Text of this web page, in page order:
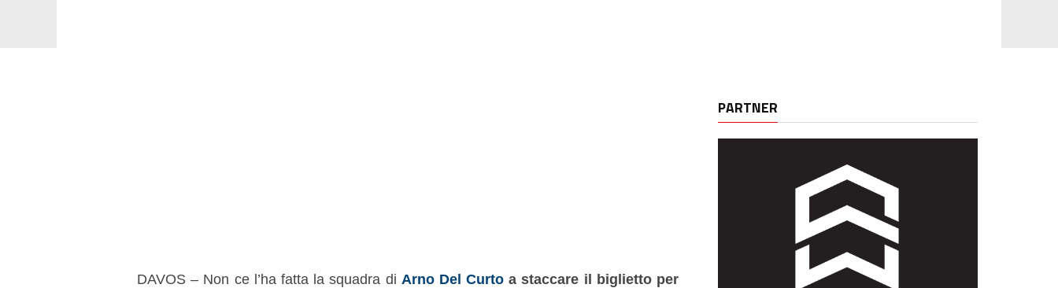
DAVOS – Non ce l’ha fatta la squadra di Arno Del Curto a staccare il biglietto per
PARTNER